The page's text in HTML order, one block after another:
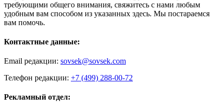
требующими общего внимания, свяжитесь с нами любым
удобным вам способом из указанных здесь. Мы постараемся
вам помочь.
Контактные данные:
Email редакции: sovsek@sovsek.com
Телефон редакции: +7 (499) 288-00-72
Рекламный отдел: